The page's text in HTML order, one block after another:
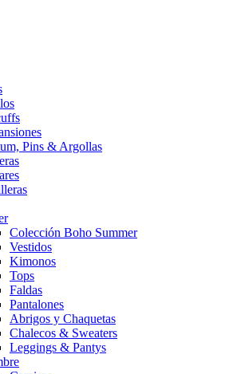
Pins & Argollas
Colección Boho Summer
Vestidos
Kimonos
Tops
Faldas
Pantalones
Abrigos y Chaquetas
Chalecos & Sweaters
Leggings & Pantys